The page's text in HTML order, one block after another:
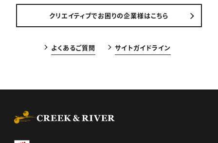
クリエイティブでお困りの企業様はこちら
よくあるご質問 サイトガイドライン